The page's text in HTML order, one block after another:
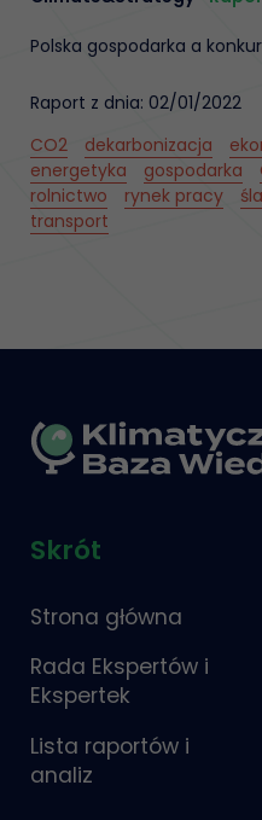
Polska gospodarka a
Raport z dnia: 02/01/2022
CO2
dekarbonizacja
energetyka
gospodarka
rolnictwo
rynek pracy
transport
Skrót
Strona główna
Rada Ekspertów i
Ekspertek
Lista raportów i
analiz